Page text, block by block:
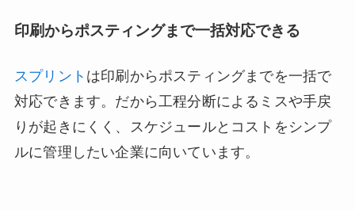
印刷からポスティングまで一括対応できる
スプリント は印刷からポスティングまでを一括で
対応できます。だから工程分断によるミスや手戻
りが起きにくく、スケジュールとコストをシンプ
ルに管理したい企業に向いています。